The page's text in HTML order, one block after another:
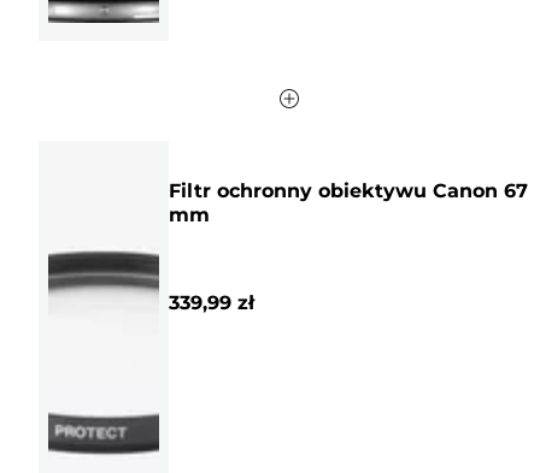
Filtr ochronny obiektywu Canon 67
mm
339,99 zł